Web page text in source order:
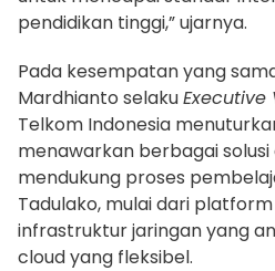
pendidikan tinggi,” ujarnya.
Pada kesempatan yang
Mardhianto selakuExecutive
Telkom Indonesia
menawarkan berbagai
mendukung proses
Tadulako, mulai dari
infrastruktur jaringan yang
cloud yang fleksibel.